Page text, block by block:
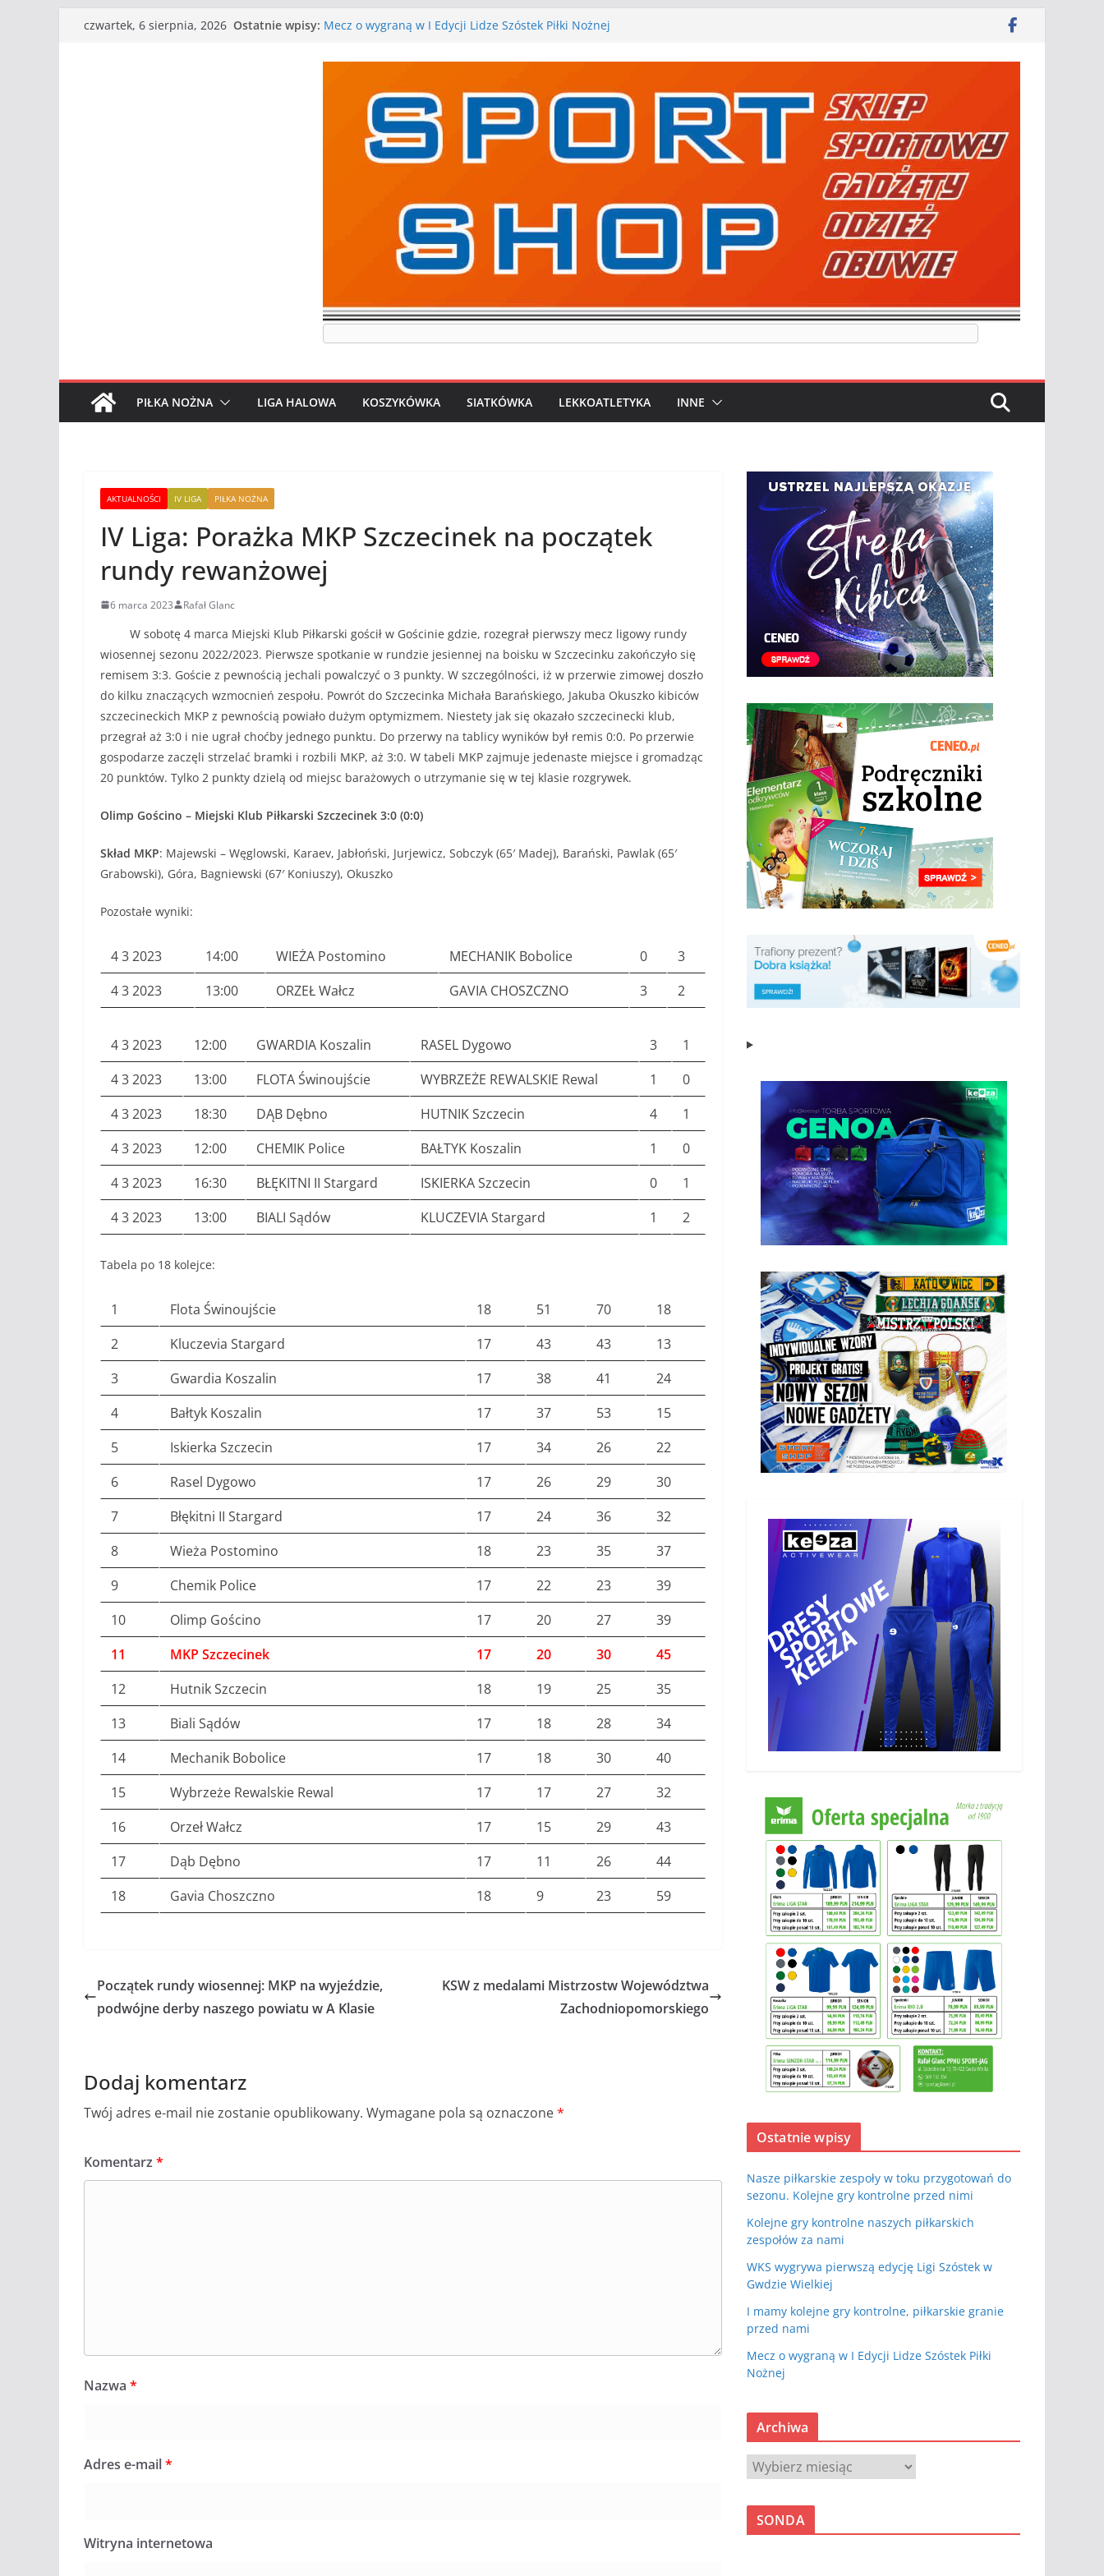
Przejdź
czwartek, 6 sierpnia, 2026 Ostatnie wpisy: Mecz o wygraną w I Edycji Lidze Szóstek Piłki Nożnej
WKS wygrywa pierwszą edycję Ligi Szóstek w Gwdzie
I mamy kolejne gry kontrolne, piłkarskie granie przed nami
PIŁKA NOŻNA LIGA HALOWA KOSZYKÓWKA SIATKÓWKA LEKKOATLETYKA INNE
AKTUALNOŚCI IV LIGA PIŁKA NOŻNA
IV Liga: Porażka MKP Szczecinek na początek
rundy rewanżowej
6 marca 2023 Rafał Glanc
W sobotę 4 marca Miejski Klub Piłkarski gościł w Gościnie gdzie, rozegrał pierwszy mecz ligowy rundy
wiosennej sezonu 2022/2023. Pierwsze spotkanie w rundzie jesiennej na boisku w Szczecinku zakończyło się
remisem 3:3. Goście z pewnością jechali powalczyć o 3 punkty. W szczególności, iż w przerwie zimowej doszło
do kilku znaczących wzmocnień zespołu. Powrót do Szczecinka Michała Barańskiego, Jakuba Okuszko kibiców
szczecineckich MKP z pewnością powiało dużym optymizmem. Niestety jak się okazało szczecinecki klub,
przegrał aż 3:0 i nie ugrał choćby jednego punktu. Do przerwy na tablicy wyników był remis 0:0. Po przerwie
gospodarze zaczęli strzelać bramki i rozbili MKP, aż 3:0. W tabeli MKP zajmuje jedenaste miejsce i gromadząc
20 punktów. Tylko 2 punkty dzielą od miejsc barażowych o utrzymanie się w tej klasie rozgrywek.
Olimp Gościno – Miejski Klub Piłkarski Szczecinek 3:0 (0:0)
Skład MKP: Majewski – Węglowski, Karaev, Jabłoński, Jurjewicz, Sobczyk (65′ Madej), Barański, Pawlak (65′
Grabowski), Góra, Bagniewski (67′ Koniuszy), Okuszko
Pozostałe wyniki:
4 3 2023 14:00 WIEŻA Postomino MECHANIK Bobolice 0
3
4 3 2023
13:00 ORZEŁ Wałcz GAVIA CHOSZCZNO 3 2
4 3 2023 12:00 GWARDIA Koszalin RASEL Dygowo 3
1
4 3 2023
13:00 FLOTA Świnoujście WYBRZEŻE REWALSKIE Rewal 1
0
4 3 2023
18:30 DĄB Dębno HUTNIK Szczecin 4
1
4 3 2023
12:00 CHEMIK Police BAŁTYK Koszalin 1
0
4 3 2023
16:30 BŁĘKITNI II Stargard ISKIERKA Szczecin 0
1
4 3 2023
13:00 BIALI Sądów KLUCZEVIA Stargard 1 2
Tabela po 18 kolejce:
1 Flota Świnoujście 18 51 70
18
2
Kluczevia Stargard 17 43 43
13
3
Gwardia Koszalin 17 38 41
24
4
Bałtyk Koszalin 17 37 53
15
5
Iskierka Szczecin 17 34 26
22
6
Rasel Dygowo 17 26 29
30
7
Błękitni II Stargard 17 24 36
32
8
Wieża Postomino 18 23 35
37
9
Chemik Police 17 22 23
39
10
Olimp Gościno 17 20 27
39
11
MKP Szczecinek 17 20 30
45
12
Hutnik Szczecin 18 19 25
35
13
Biali Sądów 17 18 28
34
14
Mechanik Bobolice 17 18 30
40
15
Wybrzeże Rewalskie Rewal 17 17 27
32
16
Orzeł Wałcz 17 15 29
43
17
Dąb Dębno 17 11 26
44
18
Gavia Choszczno 18 9 23 59
Początek rundy wiosennej: MKP na wyjeździe,
podwójne derby naszego powiatu w A Klasie
KSW z medalami Mistrzostw Województwa
Zachodniopomorskiego
Dodaj komentarz
Twój adres e-mail nie zostanie opublikowany. Wymagane pola są oznaczone*
Komentarz *
Nazwa *
Adres e-mail*
Witryna internetowa
Ostatnie wpisy
Nasze piłkarskie zespoły w toku przygotowań do
sezonu. Kolejne gry kontrolne przed nimi
Kolejne gry kontrolne naszych piłkarskich
zespołów za nami
WKS wygrywa pierwszą edycję Ligi Szóstek w
Gwdzie Wielkiej
I mamy kolejne gry kontrolne, piłkarskie granie
przed nami
Mecz o wygraną w I Edycji Lidze Szóstek Piłki
Nożnej
Archiwa
A
c
SONDA